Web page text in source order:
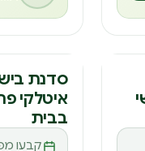
ס
סדנת
איטלקי
בבית
קבעו